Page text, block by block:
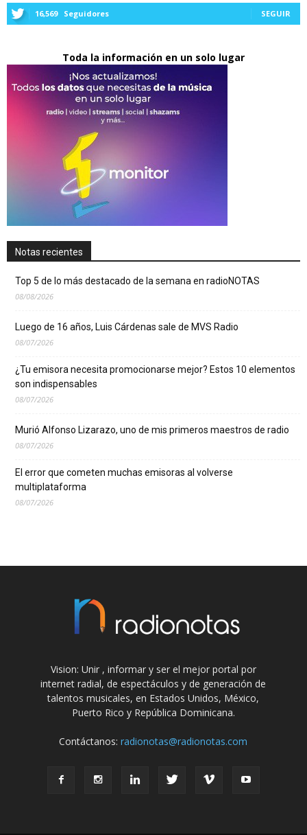
16,569 Seguidores SEGUIR
Toda la información en un solo lugar
Notas recientes
Top 5 de lo más destacado de la semana en radioNOTAS
08/08/2026
Luego de 16 años, Luis Cárdenas sale de MVS Radio
08/07/2026
¿Tu emisora necesita promocionarse mejor? Estos 10 elementos
son indispensables
08/07/2026
Murió Alfonso Lizarazo, uno de mis primeros maestros de radio
08/07/2026
El error que cometen muchas emisoras al volverse
multiplataforma
08/07/2026
Vision: Unir , informar y ser el mejor portal por
internet radial, de espectáculos y de generación de
talentos musicales, en Estados Unidos, México,
Puerto Rico y República Dominicana.
Contáctanos:radionotas@radionotas.com